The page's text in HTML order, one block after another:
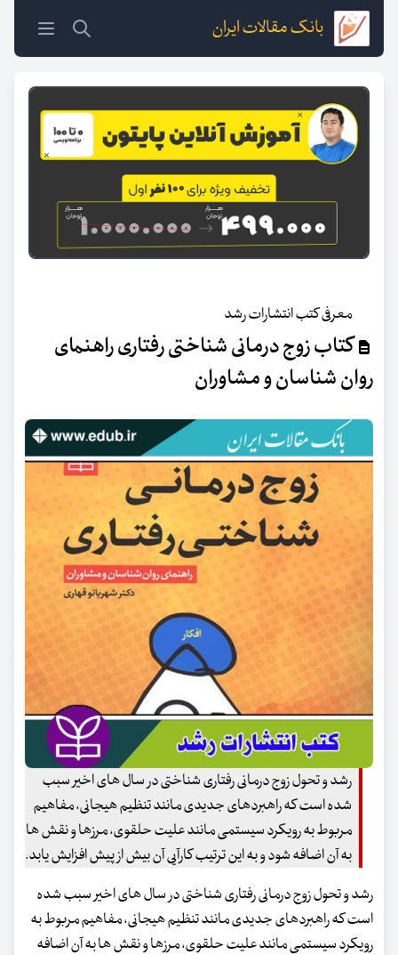
بانک مقالات ایران
معرفی کتب انتشارات رشد
کتاب زوج درمانی شناختی رفتاری راهنمای
روان شناسان و مشاوران
رشد و تحول زوج درمانی رفتاری شناختی در سال های اخیر سبب
شده است که راهبردهای جدیدی مانند تنظیم هیجانی، مفاهیم
مربوط به رویکرد سیستمی مانند علیت حلقوی، مرزها و نقش ها
به آن اضافه شود و به این ترتیب کارآیی آن بیش از پیش افزایش یابد.
رشد و تحول زوج درمانی رفتاری شناختی در سال های اخیر سبب شده
است که راهبردهای جدیدی مانند تنظیم هیجانی، مفاهیم مربوط به
رویکرد سیستمی مانند علیت حلقوی، مرزها و نقش ها به آن اضافه